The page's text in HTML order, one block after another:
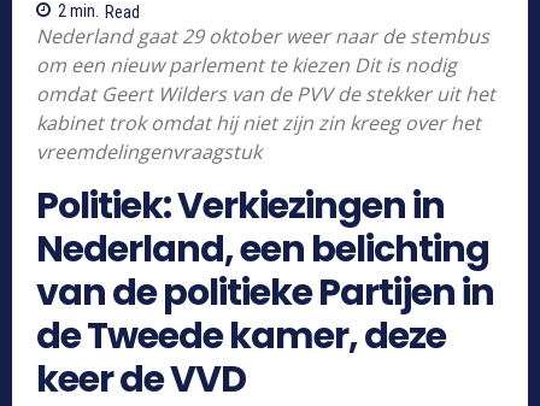
2min. Read
Nederland gaat 29 oktober weer naar de stembus
om een nieuw parlement te kiezen Dit is nodig
omdat Geert Wilders van de PVV de stekker uit het
kabinet trok omdat hij niet zijn zin kreeg over het
vreemdelingenvraagstuk
Politiek: Verkiezingen in
Nederland, een belichting
van de politieke Partijen in
de Tweede kamer, deze
keer de VVD